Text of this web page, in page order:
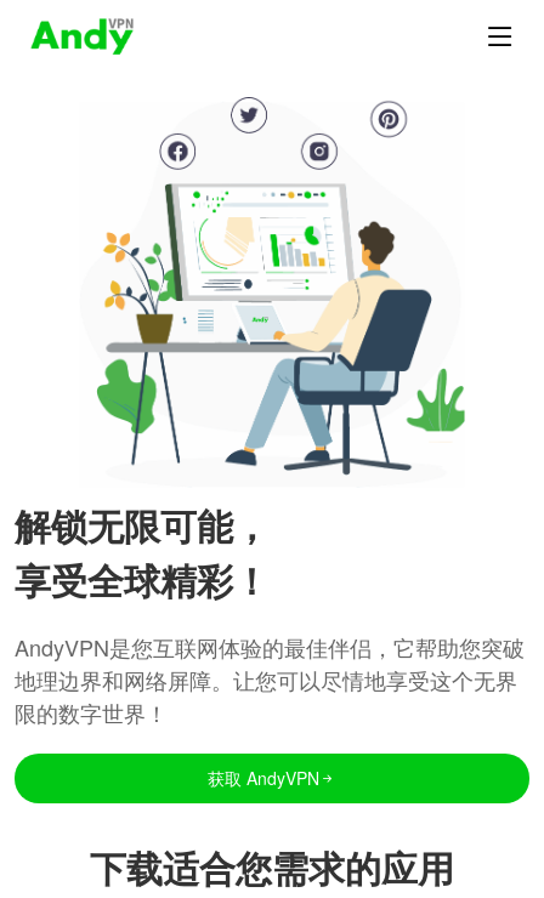
解锁无限可能，
享受全球精彩！
AndyVPN是您互联网体验的最佳伴侣，它帮助您突破
地理边界和网络屏障。让您可以尽情地享受这个无界
限的数字世界！
获取 AndyVPN
下载适合您需求的应用